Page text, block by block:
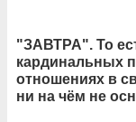
"ЗАВТРА". То
кардинальных
отношениях в
ни на чём не